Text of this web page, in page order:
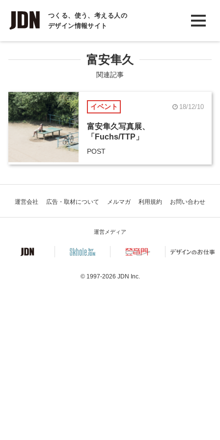
つくる、使う、考える人の
デザイン情報サイト
INTERVIEW
インタビュー
COLUMN
コラム
富安隼久
関連記事
イベント 18/12/10
富安隼久写真展、
「Fuchs/TTP」
POST
運営会社 広告・取材について メルマガ 利用規約 お問い合わせ
運営メディア
© 1997-2026 JDN Inc.